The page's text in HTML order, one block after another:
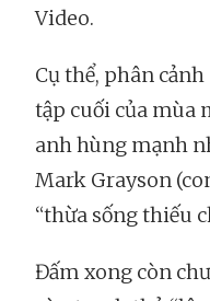
Video.
Cụ thể, phân cảnh
tập cuối của mùa
anh hùng mạnh
Mark Grayson
“thừa sống thiếu
Đấm xong còn